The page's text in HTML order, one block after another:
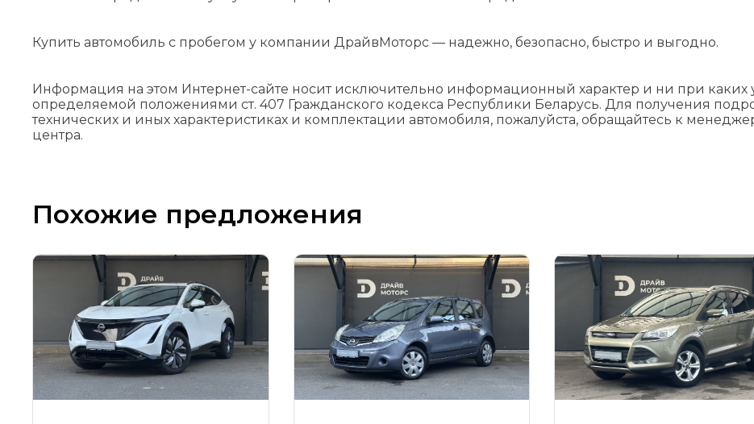
Купить автомобиль с пробегом у компании ДрайвМоторс — надежно, безопасно, быстро и выгодно.
Информация на этом Интернет-сайте носит исключительно информационный характер и ни при каких
определяемой положениями cт. 407 Гражданского кодекса Республики Беларусь. Для получения
технических и иных характеристиках и комплектации автомобиля, пожалуйста, обращайтесь к
центра.
Похожие предложения